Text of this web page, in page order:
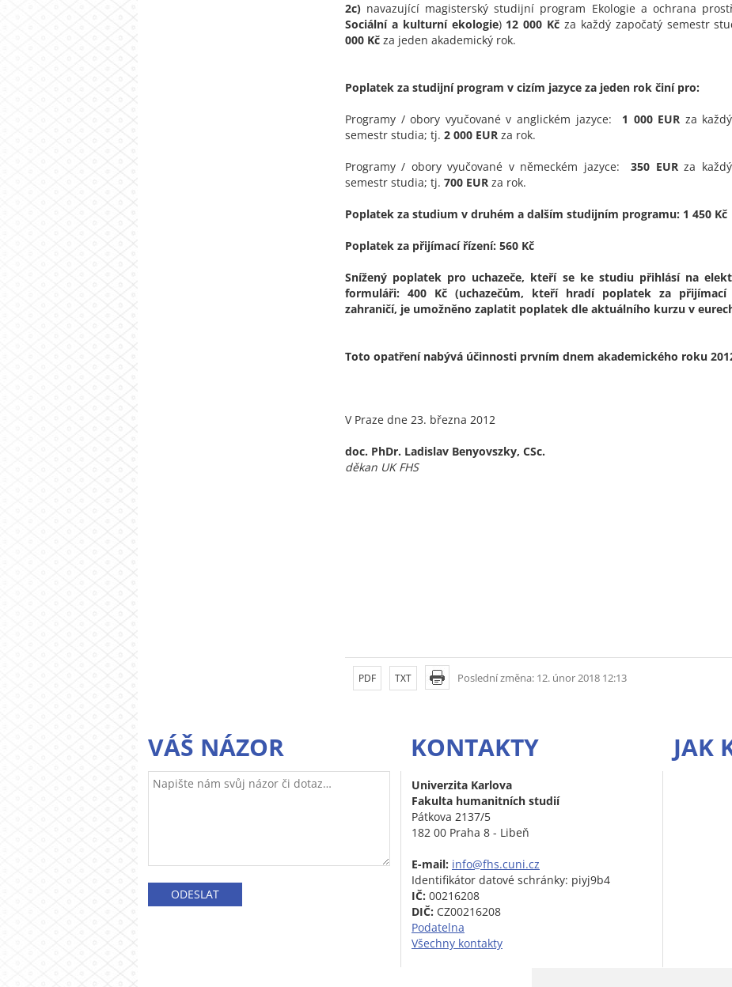
2c) navazující magisterský studijní program Ekologie a ochrana
Sociální a kulturní ekologie) 12 000 Kč za každý započatý semestr
000 Kč za jeden akademický rok.
Poplatek za studijní program v cizím jazyce za jeden rok činí pro:
Programy / obory vyučované v anglickém jazyce: 1 000 EUR za
semestr studia; tj. 2 000 EUR za rok.
Programy / obory vyučované v německém jazyce:350 EURza
semestr studia; tj. 700 EUR za rok.
Poplatek za studium v druhém a dalším studijním programu: 1 450 Kč
Poplatek za přijímací řízení: 560 Kč
Snížený poplatek pro uchazeče, kteří se ke studiu přihlásí na
formuláři: 400 Kč (uchazečům, kteří hradí poplatek za
zahraničí, je umožněno zaplatit poplatek dle aktuálního kurzu v
Toto opatření nabývá účinnosti prvním dnem akademického roku
V Praze dne 23. března 2012
doc. PhDr. Ladislav Benyovszky, CSc.
děkan UK FHS
Poslední změna: 12. únor 2018 12:13
PDF TXT
VÁŠ NÁZOR KONTAKTY
Univerzita Karlova
Fakulta humanitních studií
Pátkova 2137/5
182 00 Praha 8 - Libeň
E-mail: info@fhs.cuni.cz
Identifikátor datové schránky: piyj9b4
IČ: 00216208
DIČ: CZ00216208
Podatelna
Všechny kontakty
JAK